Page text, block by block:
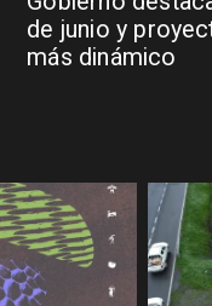
de junio y
más dinámico